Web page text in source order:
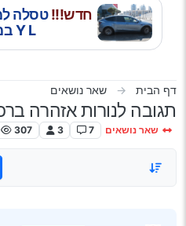
חדש!!!טסלה
Y L במבחן דרכים.
דף הבית שאר נושאים
תגובה לנורות אזהרה
שאר נושאים 7
3
307